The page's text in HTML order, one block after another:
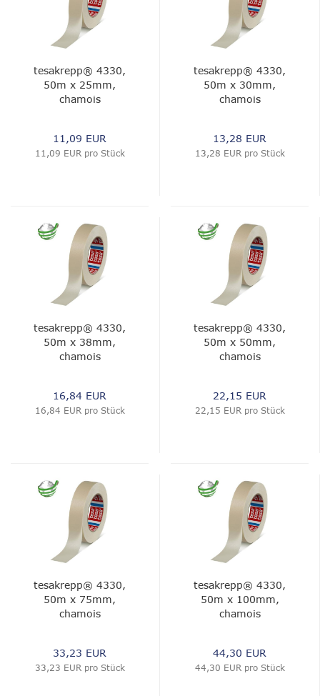
tesakrepp® 4330,
50m x 25mm,
chamois
11,09 EUR
11,09 EUR pro Stück
tesakrepp® 4330,
50m x 30mm,
chamois
13,28 EUR
13,28 EUR pro Stück
tesakrepp® 4330,
50m x 38mm,
chamois
16,84 EUR
16,84 EUR pro Stück
tesakrepp® 4330,
50m x 50mm,
chamois
22,15 EUR
22,15 EUR pro Stück
tesakrepp® 4330,
50m x 75mm,
chamois
33,23 EUR
33,23 EUR pro Stück
tesakrepp® 4330,
50m x 100mm,
chamois
44,30 EUR
44,30 EUR pro Stück